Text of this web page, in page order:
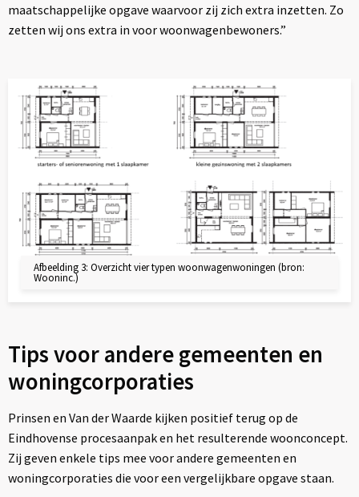
maatschappelijke opgave waarvoor zij zich extra inzetten. Zo
zetten wij ons extra in voor woonwagenbewoners.”
Afbeelding 3: Overzicht vier typen woonwagenwoningen (bron:
Wooninc.)
Tips voor andere gemeenten en
woningcorporaties
Prinsen en Van der Waarde kijken positief terug op de
Eindhovense procesaanpak en het resulterende woonconcept.
Zij geven enkele tips mee voor andere gemeenten en
woningcorporaties die voor een vergelijkbare opgave staan.